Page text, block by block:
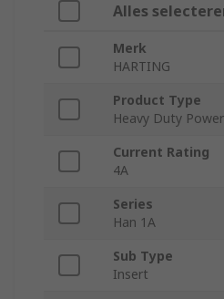
Alles
Merk
HARTING
Product Type
Heavy Duty
Current Rating
4A
Series
Han 1A
Sub Type
Insert